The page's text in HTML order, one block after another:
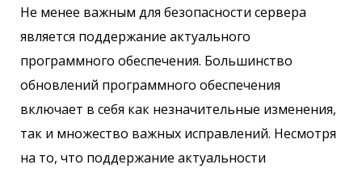
Не менее важным для безопасности сервера
является поддержание актуального
программного обеспечения. Большинство
обновлений программного обеспечения
включает в себя как незначительные изменения,
так и множество важных исправлений. Несмотря
на то, что поддержание актуальности